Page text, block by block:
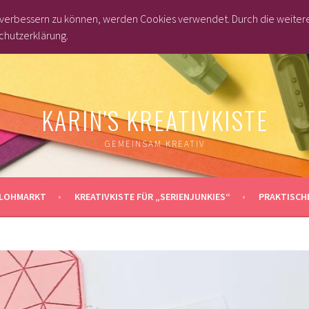
KARIN'S KREATIVKISTE
GEMEINSAM KREATIV
KREATIVKISTE FÜR „SERIENJUNKIES“
zu können, werden Cookies verwendet. Durch die